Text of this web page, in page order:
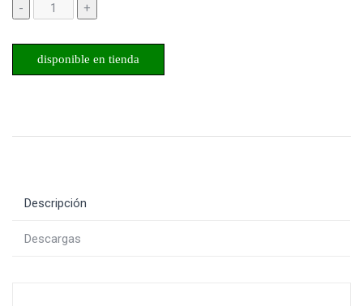
- +
disponible en tienda
Descripción
Descargas